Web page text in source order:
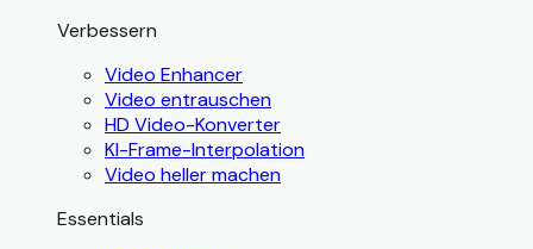
Verbessern
Video Enhancer
Video entrauschen
HD Video-Konverter
KI-Frame-Interpolation
Video heller machen
Essentials